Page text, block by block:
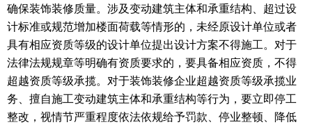
确保装饰装修质量。涉及变动建筑主体和承重结构、超过设
计标准或规范增加楼面荷载等情形的，未经原设计单位或者
具有相应资质等级的设计单位提出设计方案不得施工。对于
法律法规规章等明确有资质要求的，要具备相应资质，不得
超越资质等级承揽。对于装饰装修企业超越资质等级承揽业
务、擅自施工变动建筑主体和承重结构等行为，要立即停工
整改，视情节严重程度依法依规给予罚款、停业整顿、降低